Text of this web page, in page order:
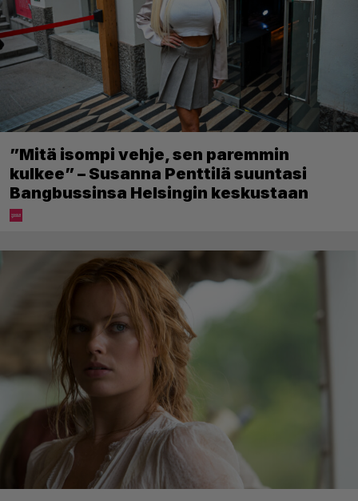
”Mitä isompi vehje, sen paremmin
kulkee” – Susanna Penttilä suuntasi
Bangbussinsa Helsingin keskustaan